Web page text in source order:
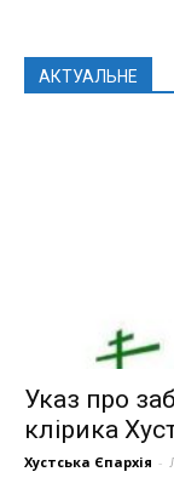
АКТУАЛЬНЕ
Указ про
клірика
Хустська Єпархія -